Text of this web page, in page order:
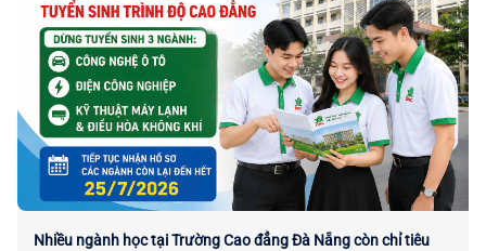
Nhiều ngành học tại Trường Cao đẳng Đà Nẵng còn chỉ tiêu